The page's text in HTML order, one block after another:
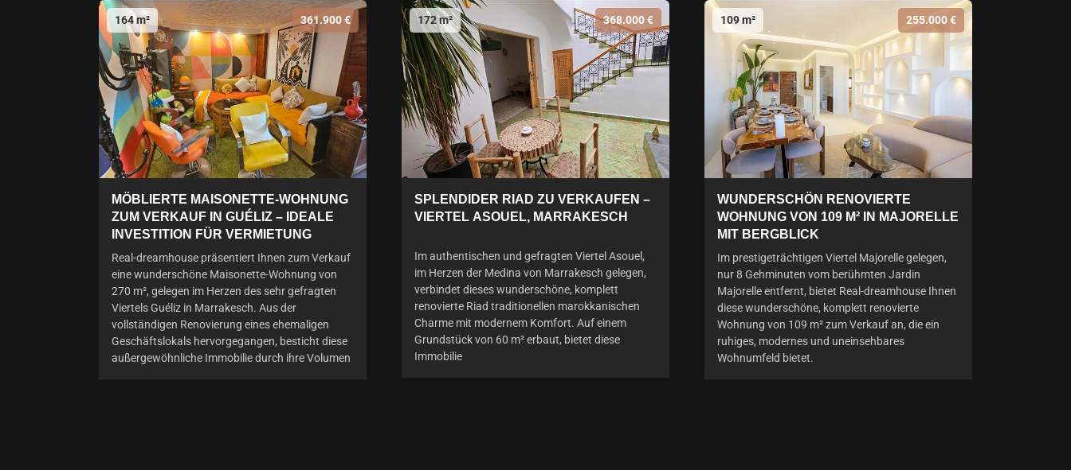
164 m² 361.900 €
MÖBLIERTE MAISONETTE-WOHNUNG
ZUM VERKAUF IN GUÉLIZ – IDEALE
INVESTITION FÜR VERMIETUNG
Real-dreamhouse präsentiert Ihnen zum Verkauf
eine wunderschöne Maisonette-Wohnung von
270 m², gelegen im Herzen des sehr gefragten
Viertels Guéliz in Marrakesch. Aus der
vollständigen Renovierung eines ehemaligen
Geschäftslokals hervorgegangen, besticht diese
außergewöhnliche Immobilie durch ihre Volumen
172 m² 368.000 €
SPLENDIDER RIAD ZU VERKAUFEN –
VIERTEL ASOUEL, MARRAKESCH
Im authentischen und gefragten Viertel Asouel,
im Herzen der Medina von Marrakesch gelegen,
verbindet dieses wunderschöne, komplett
renovierte Riad traditionellen marokkanischen
Charme mit modernem Komfort. Auf einem
Grundstück von 60 m² erbaut, bietet diese
Immobilie
109 m² 255.000 €
WUNDERSCHÖN RENOVIERTE
WOHNUNG VON 109 M² IN MAJORELLE
MIT BERGBLICK
Im prestigeträchtigen Viertel Majorelle gelegen,
nur 8 Gehminuten vom berühmten Jardin
Majorelle entfernt, bietet Real-dreamhouse Ihnen
diese wunderschöne, komplett renovierte
Wohnung von 109 m² zum Verkauf an, die ein
ruhiges, modernes und uneinsehbares
Wohnumfeld bietet.